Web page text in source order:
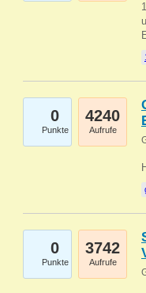
0
Punkte
4240
Aufrufe
0
Punkte
3742
Aufrufe